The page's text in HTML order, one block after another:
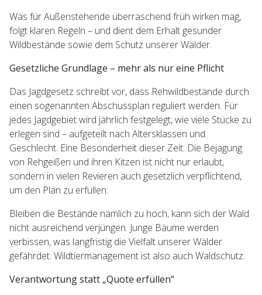
Was für Außenstehende überraschend früh wirken mag,
folgt klaren Regeln – und dient dem Erhalt gesunder
Wildbestände sowie dem Schutz unserer Wälder.
Gesetzliche Grundlage – mehr als nur eine Pflicht
Das Jagdgesetz schreibt vor, dass Rehwildbestände durch
einen sogenannten Abschussplan reguliert werden. Für
jedes Jagdgebiet wird jährlich festgelegt, wie viele Stücke zu
erlegen sind – aufgeteilt nach Altersklassen und
Geschlecht. Eine Besonderheit dieser Zeit: Die Bejagung
von Rehgeißen und ihren Kitzen ist nicht nur erlaubt,
sondern in vielen Revieren auch gesetzlich verpflichtend,
um den Plan zu erfüllen.
Bleiben die Bestände nämlich zu hoch, kann sich der Wald
nicht ausreichend verjüngen. Junge Bäume werden
verbissen, was langfristig die Vielfalt unserer Wälder
gefährdet. Wildtiermanagement ist also auch Waldschutz.
Verantwortung statt „Quote erfüllen“